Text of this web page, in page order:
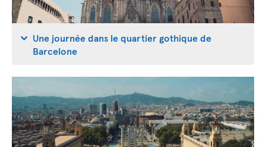
Une journée dans le quartier gothique de
Barcelone